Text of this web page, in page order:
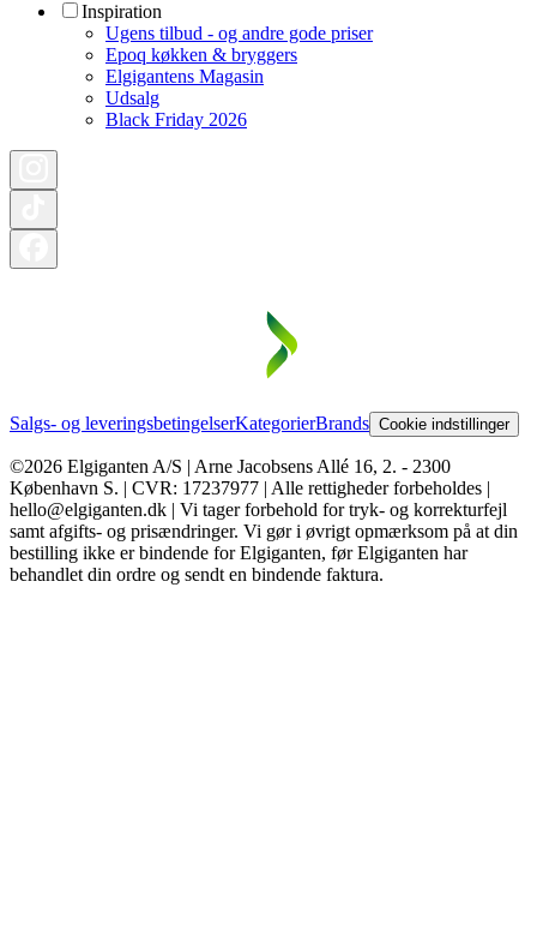
Inspiration
Ugens tilbud - og andre gode priser
Epoq køkken & bryggers
Elgigantens Magasin
Udsalg
Black Friday 2026
Salgs- og leveringsbetingelserKategorierBrands Cookie indstillinger
©2026 Elgiganten A/S | Arne Jacobsens Allé 16, 2. - 2300
København S. | CVR: 17237977 | Alle rettigheder forbeholdes |
hello@elgiganten.dk | Vi tager forbehold for tryk- og korrekturfejl
samt afgifts- og prisændringer. Vi gør i øvrigt opmærksom på at din
bestilling ikke er bindende for Elgiganten, før Elgiganten har
behandlet din ordre og sendt en bindende faktura.